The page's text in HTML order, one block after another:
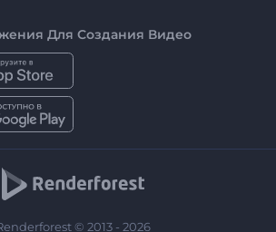
Для Создания Видео
© 2013 - 2026